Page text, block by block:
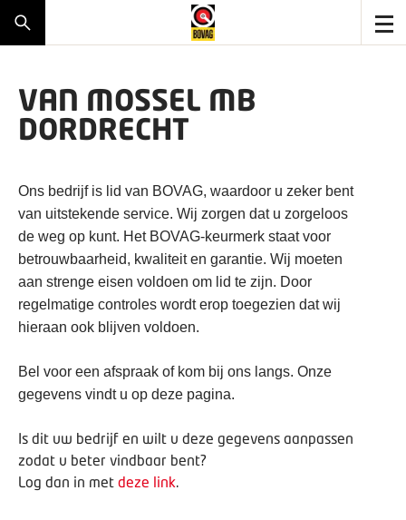
VAN MOSSEL MB
DORDRECHT
Ons bedrijf is lid van BOVAG, waardoor u zeker bent
van uitstekende service. Wij zorgen dat u zorgeloos
de weg op kunt. Het BOVAG-keurmerk staat voor
betrouwbaarheid, kwaliteit en garantie. Wij moeten
aan strenge eisen voldoen om lid te zijn. Door
regelmatige controles wordt erop toegezien dat wij
hieraan ook blijven voldoen.
Bel voor een afspraak of kom bij ons langs. Onze
gegevens vindt u op deze pagina.
Is dit uw bedrijf en wilt u deze gegevens aanpassen
zodat u beter vindbaar bent?
Log dan in met deze link.